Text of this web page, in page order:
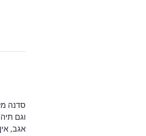
סדנה
וגם
אגב,